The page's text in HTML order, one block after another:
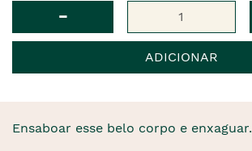
-
ADICIONAR
Ensaboar esse belo corpo e enxaguar.